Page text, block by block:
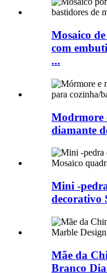
Mosaico
com
...
Modrmore
diamante
Mini -
decorativo
Mãe da
Branco